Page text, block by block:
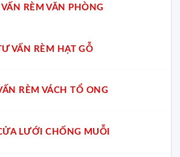
RÈM VĂN PHÒNG
VẤN RÈM HẠT GỖ
RÈM VÁCH TỔ ONG
LƯỚI CHỐNG MUỖI